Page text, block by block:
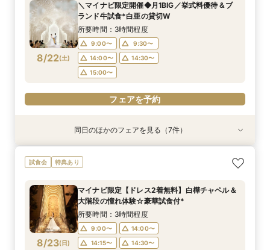
8/21(金)
11:00〜
14:00〜
17:00〜
フェアを予約
8/21(金)
11:00〜
14:00〜
17:00〜
フェアを予約
8/21(金)
11:00〜
14:00〜
17:00〜
フェアを予約
8/21(金)
11:00〜
14:00〜
17:00〜
フェアを予約
8/21(金)
12:00〜
15:00〜
17:00〜
フェアを予約
8/22(土)
＼マイナビ限定開催◆月1BIG／挙式料優待＆ブ
ランド牛試食*白亜の貸切W
所要時間：3時間程度
9:00〜
9:30〜
14:00〜
14:30〜
15:00〜
フェアを予約
特典あり 動画あり
8/22(土
＼初見学に◎／心躍る花嫁の第一歩♪見積もり相
談＆豪華試食
9:00〜 14:00〜
フェアを予約
特典あり
8/22(土
《1件目見学でドレス特典付》全館見学＆試食付
き！丸ごと相談会*
9:00〜 14:00〜
フェアを予約
8/22(土
【オンライン開催】遠方在住でも安心◆バーチャ
ル見学＆相談会
10:00〜 15:00〜
フェアを予約
特典あり
8/22(土
【マタニティ花嫁】貸切空間＆短期間でもOKの
安心相談会*
9:00〜 14:00〜
フェアを予約
特典あり
8/22(土
【少人数W】挙式＆会食プラン♪白樺の森チャペ
ル×厳選牛試食
9:00〜 14:00〜
フェアを予約
特典あり
8/22(土
《徹底比較*2件目以降の方へ》見積り相談×憧れ
の邸宅貸切体験
9:00〜 14:00〜
フェアを予約
特典あり
8/22(土
【貸切で叶うペット婚】全館一緒OK★ペット
ウェディング相談会
9:00〜 14:00〜
フェアを予約
同日のほかのフェアを見る（7件）
試食会 特典あり
8/23(日)
マイナビ限定【ドレス2着無料】白樺チャペル＆
大階段の憧れ体験☆豪華試食付*
所要時間：3時間程度
9:00〜
14:00〜
14:15〜
14:30〜